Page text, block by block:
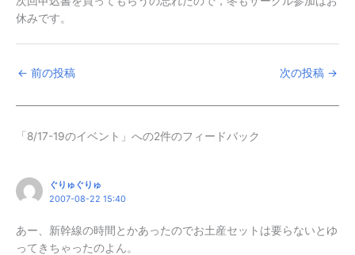
休みです。
← 前の投稿 次の投稿 →
「8/17-19のイベント」への2件のフィードバック
ぐりゅぐりゅ
2007-08-22 15:40
あー、新幹線の時間とかあったのでお土産セットは要らないとゆ
ってきちゃったのよん。